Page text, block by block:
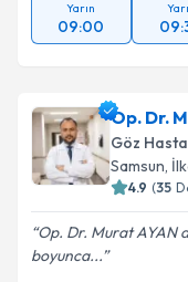
Yarın
09:00
Op. Dr.
Göz
Samsun,
4.9 (35
Op. Dr. Murat AYAN
boyunca...